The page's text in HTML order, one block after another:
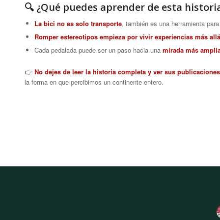
🔍 ¿Qué puedes aprender de esta
La bici no es solo transporte, también es una herramienta
Romper estereotipos empieza por vivir experiencias más
Cada pedalada puede ser un paso hacia una mirada más
👉 No dejes de leer la historia completa y ver sus publicaciones
la forma en que percibimos un continente entero.